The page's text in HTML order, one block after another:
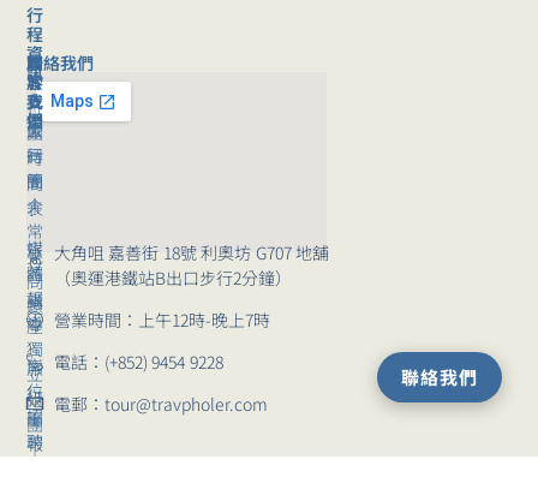
聯絡我們
聯絡我們
大角咀 嘉善街 18號 利奧坊 G707 地舖
（奧運港鐵站B出口步行2分鐘）
營業時間：上午12時-晚上7時
電話：(+852) 9454 9228
電郵：tour@travpholer.com
行
程
資
訊
旅
行
團
時
間
表
旅
行
講
座
旅
行
團
報
旅
客
支
援
旅
行
團
｜
常
見
問
題
獨
立
組
團
｜
關
於
我
們
公
司
簡
介
媒
體
報
導
崗
位
招
聘